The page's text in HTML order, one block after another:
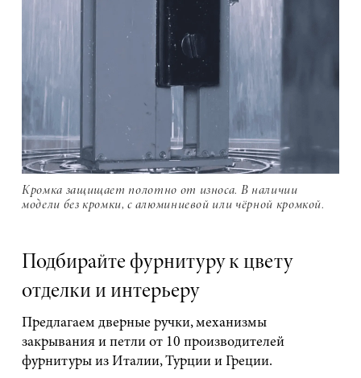
Кромка защищает полотно от износа. В наличии
модели без кромки, с алюминиевой или чёрной кромкой.
Подбирайте фурнитуру к цвету
отделки и интерьеру
Предлагаем дверные ручки, механизмы
закрывания и петли от 10 производителей
фурнитуры из Италии, Турции и Греции.